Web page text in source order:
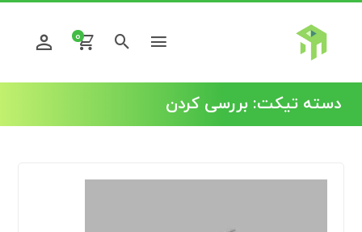
0
دسته تیکت:بررسی کردن